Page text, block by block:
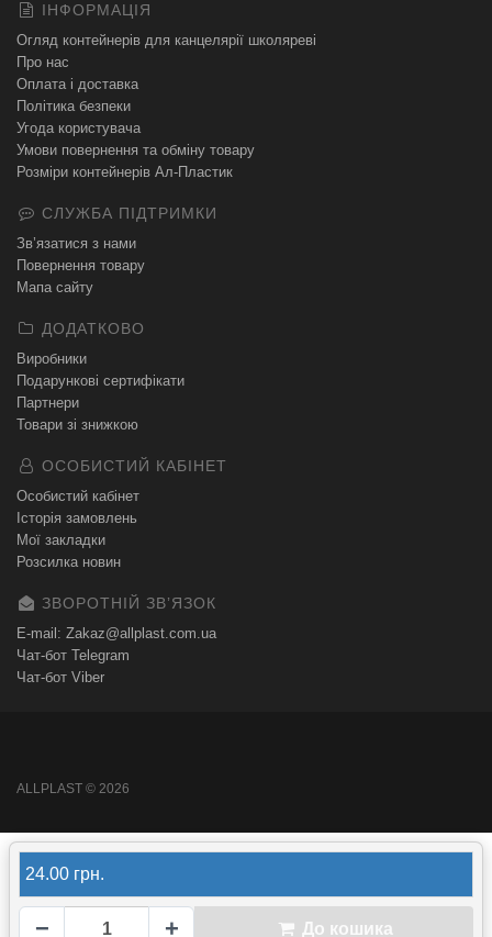
24.00 грн.
До кошика
− +
ІНФОРМАЦІЯ
Огляд контейнерів для канцелярії школяреві
Про нас
Оплата і доставка
Політика безпеки
Угода користувача
Умови повернення та обміну товару
Розміри контейнерів Ал-Пластик
СЛУЖБА ПІДТРИМКИ
Зв’язатися з нами
Повернення товару
Мапа сайту
ДОДАТКОВО
Виробники
Подарункові сертифікати
Партнери
Товари зі знижкою
ОСОБИСТИЙ КАБІНЕТ
Особистий кабінет
Історія замовлень
Мої закладки
Розсилка новин
ЗВОРОТНІЙ ЗВʼЯЗОК
E-mail: Zakaz@allplast.com.ua
Чат-бот Telegram
Чат-бот Viber
ALLPLAST © 2026